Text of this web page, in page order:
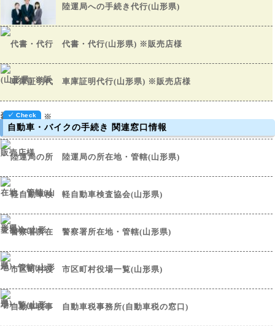
陸運局への手続き代行(山形県)
代書・代行(山形県) ※販売店様
車庫証明代行(山形県) ※販売店様
自動車・バイクの手続き 関連窓口情報
陸運局の所在地・管轄(山形県)
軽自動車検査協会(山形県)
警察署所在地・管轄(山形県)
市区町村役場一覧(山形県)
自動車税事務所(自動車税の窓口)